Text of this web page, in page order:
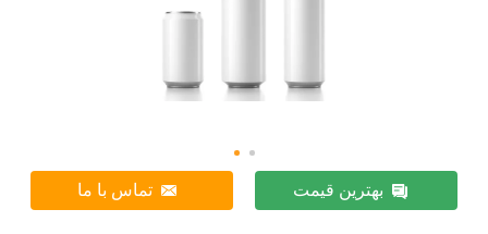
بهترین قیمت تماس با ما